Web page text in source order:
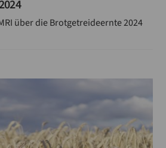
über die Brotgetreideernte 2024